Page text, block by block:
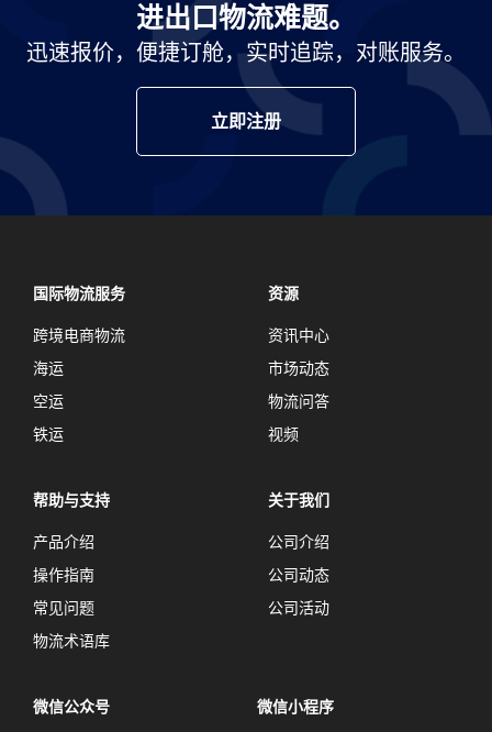
进出口物流难题。
迅速报价，便捷订舱，实时追踪，对账服务。
立即注册
国际物流服务
跨境电商物流
海运
空运
铁运
资源
资讯中心
市场动态
物流问答
视频
帮助与支持
产品介绍
操作指南
常见问题
物流术语库
关于我们
公司介绍
公司动态
公司活动
微信公众号 微信小程序